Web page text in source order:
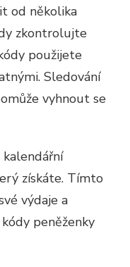
od několika
zkontrolujte
použijete
Sledování
vyhnout se
získáte. Tímto
výdaje a
peněženky